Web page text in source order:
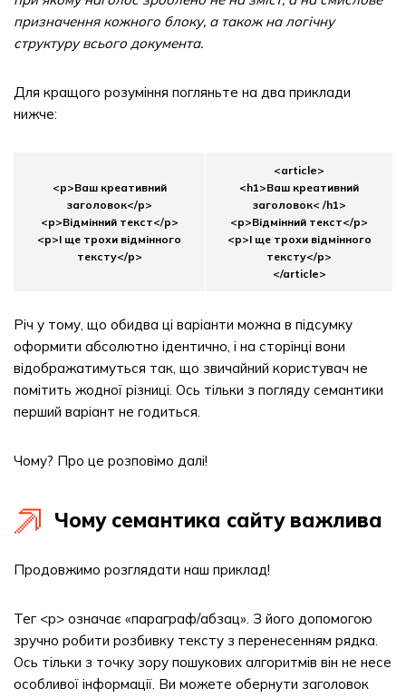
призначення кожного блоку, а також на логічну
структуру всього документа.
Для кращого розуміння погляньте на два приклади
нижче:
<p>Ваш креативний
заголовок</p>
<p>Відмінний текст</p>
<p>І ще трохи відмінного
тексту</p>
<article>
<h1>Ваш креативний
заголовок< /h1>
<p>Відмінний текст</p>
<p>І ще трохи відмінного
тексту</p>
</article>
Річ у тому, що обидва ці варіанти можна в підсумку
оформити абсолютно ідентично, і на сторінці вони
відображатимуться так, що звичайний користувач не
помітить жодної різниці. Ось тільки з погляду семантики
перший варіант не годиться.
Чому? Про це розповімо далі!
Чому семантика сайту важлива
Продовжимо розглядати наш приклад!
Тег <p> означає «параграф/абзац». З його допомогою
зручно робити розбивку тексту з перенесенням рядка.
Ось тільки з точку зору пошукових алгоритмів він не несе
особливої ​​інформації. Ви можете обернути заголовок